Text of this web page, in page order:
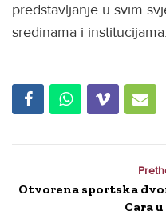
predstavljanje u svim
sredinama i
Otvorena sportska
Cara